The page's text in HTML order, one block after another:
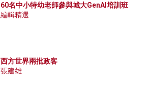
60名中小特幼老師參與城大GenAI培訓班
編輯精選
西方世界兩批政客
張建雄